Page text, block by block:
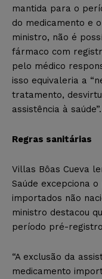
mantida para o
do medicamento e
ministro, não é
fármaco com
pelo médico
isso equivaleria a
tratamento,
assistência à saúde”.
Regras sanitárias
Villas Bôas Cueva
Saúde excepciona
importados não
ministro destacou
período pré-
“A exclusão da
medicamento